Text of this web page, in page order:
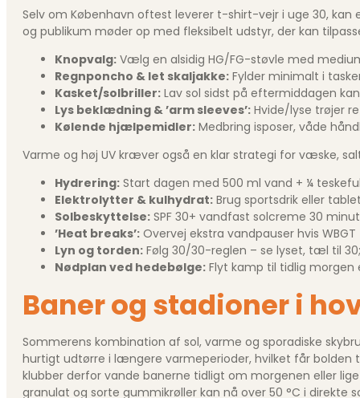
Selv om København oftest leverer t-shirt-vejr i uge 30,
og publikum møder op med fleksibelt udstyr, der kan
Knopvalg: Vælg en alsidig HG/FG-støvle med
Regnponcho & let skaljakke: Fylder minimalt i
Kasket/solbriller: Lav sol sidst på eftermiddagen
Lys beklædning & ’arm sleeves’: Hvide/lyse trøjer
Kølende hjælpemidler: Medbring isposer, våde
Varme og høj UV kræver også en klar strategi for væske,
Hydrering: Start dagen med 500 ml vand + ¼
Elektrolytter & kulhydrat: Brug sportsdrik eller
Solbeskyttelse: SPF 30+ vandfast solcreme 30
’Heat breaks’: Overvej ekstra vandpauser hvis
Lyn og torden: Følg 30/30-reglen – se lyset, tæl til
Nødplan ved hedebølge: Flyt kamp til tidlig
Baner og stadioner i
Sommerens kombination af sol, varme og sporadiske
hurtigt udtørre i længere varmeperioder, hvilket får bolden
klubber derfor vande banerne tidligt om morgenen eller
granulat og sorte gummikrøller kan nå over 50 °C i direkte